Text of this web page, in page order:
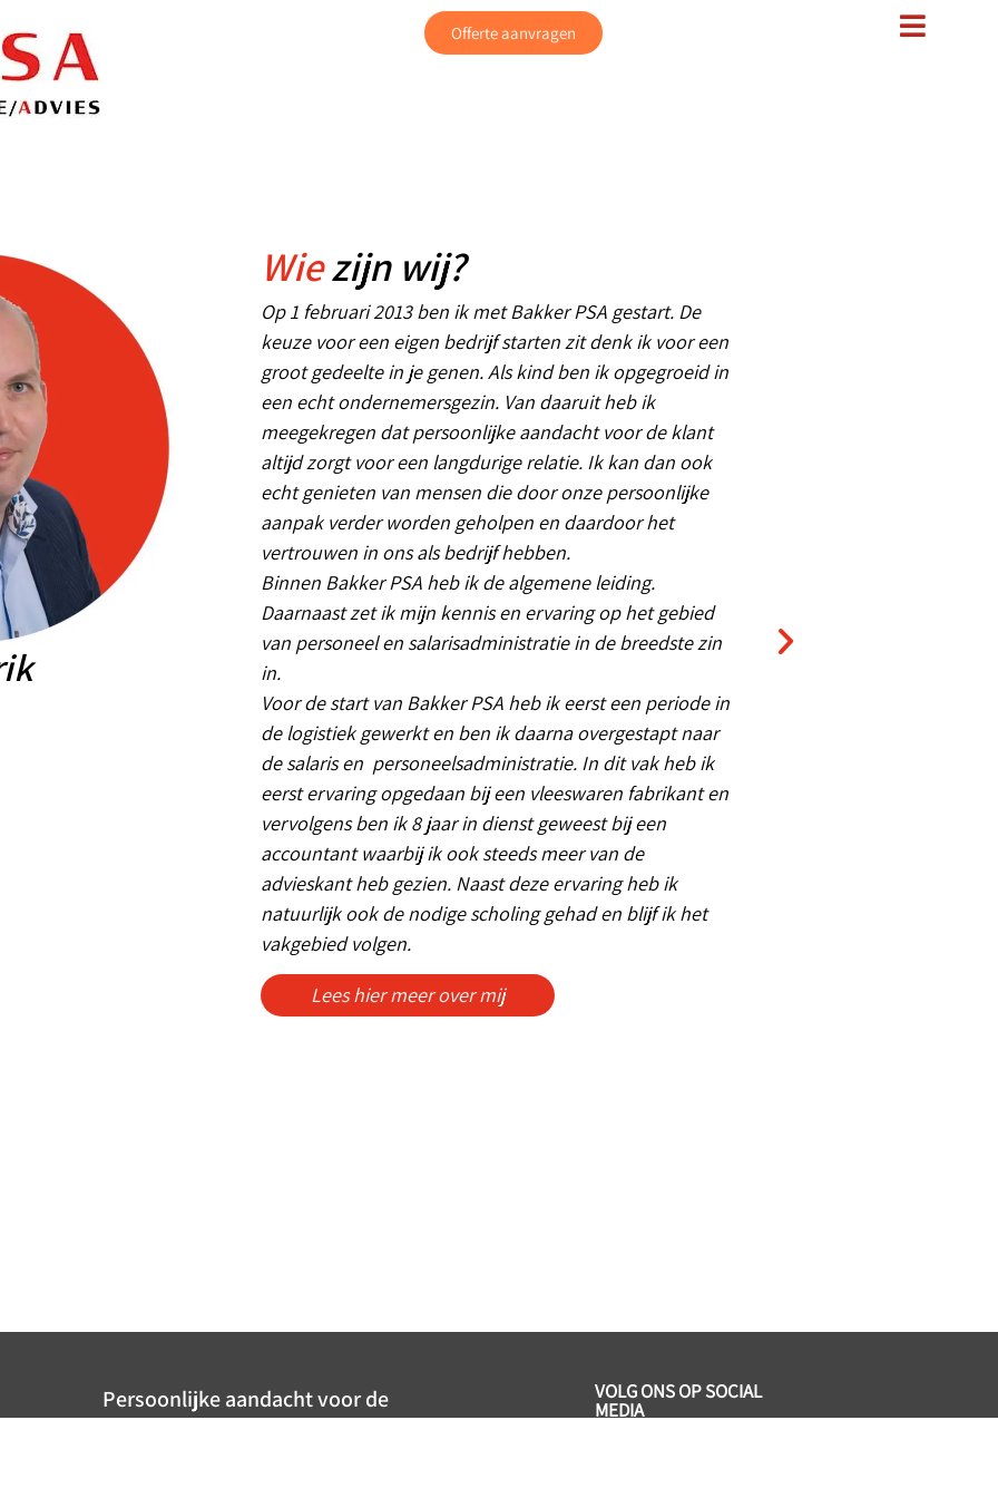
Offerte aanvragen
Wiezijn wij?
Op 1 februari 2013 ben ik met Bakker PSA gestart. De
keuze voor een eigen bedrijf starten zit denk ik voor een
groot gedeelte in je genen. Als kind ben ik opgegroeid in
een echt ondernemersgezin. Van daaruit heb ik
meegekregen dat persoonlijke aandacht voor de klant
altijd zorgt voor een langdurige relatie. Ik kan dan ook
echt genieten van mensen die door onze persoonlijke
aanpak verder worden geholpen en daardoor het
vertrouwen in ons als bedrijf hebben.
Binnen Bakker PSA heb ik de algemene leiding.
Daarnaast zet ik mijn kennis en ervaring op het gebied
van personeel en salarisadministratie in de breedste zin
in.
Voor de start van Bakker PSA heb ik eerst een periode in
de logistiek gewerkt en ben ik daarna overgestapt naar
de salaris en personeelsadministratie. In dit vak heb ik
eerst ervaring opgedaan bij een vleeswaren fabrikant en
vervolgens ben ik 8 jaar in dienst geweest bij een
accountant waarbij ik ook steeds meer van de
advieskant heb gezien. Naast deze ervaring heb ik
natuurlijk ook de nodige scholing gehad en blijf ik het
vakgebied volgen.
Lees hier meer over mij
Persoonlijke aandacht voor de
VOLG ONS OP SOCIAL
MEDIA